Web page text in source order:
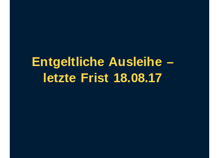
Entgeltliche Ausleihe –
letzte Frist 18.08.17